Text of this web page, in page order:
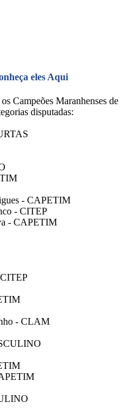
eles Aqui
Campeões Maranhenses de
disputadas:
- CAPETIM
- CITEP
- CAPETIM
- CLAM